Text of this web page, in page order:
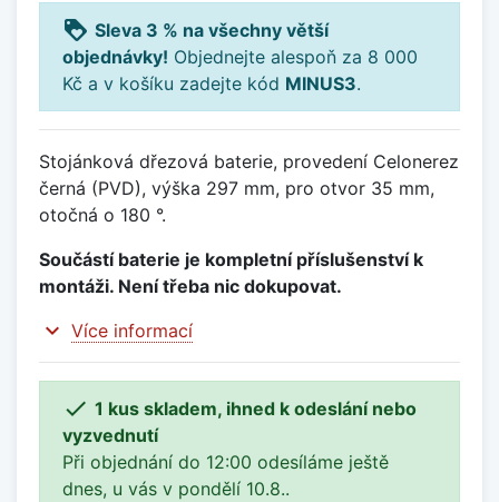
loyalty Sleva 3 % na všechny větší
objednávky! Objednejte alespoň za 8 000
Kč a v košíku zadejte kód MINUS3.
Stojánková dřezová baterie, provedení Celonerez
černá (PVD), výška 297 mm, pro otvor 35 mm,
otočná o 180 °.
Součástí baterie je kompletní příslušenství k
montáži. Není třeba nic dokupovat.
expand_more Více informací
 1 kus skladem, ihned k odeslání nebo
vyzvednutí
Při objednání do 12:00 odesíláme ještě
dnes, u vás v pondělí 10.8..